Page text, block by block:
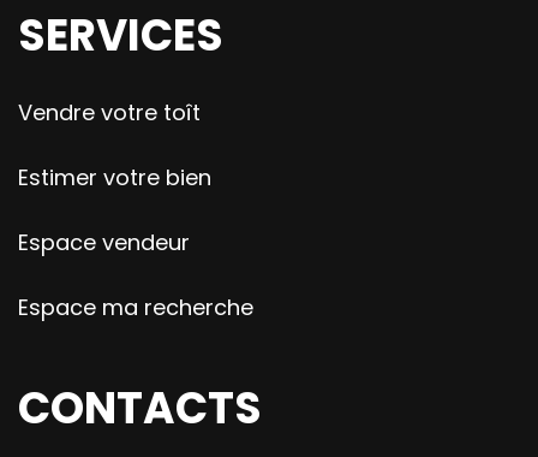
SERVICES
Vendre votre toît
Estimer votre bien
Espace vendeur
Espace ma recherche
CONTACTS